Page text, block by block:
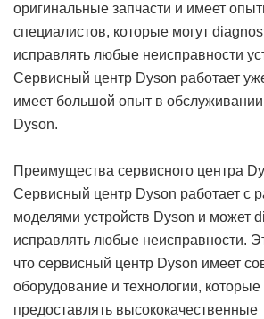
оригинальные запчасти и имеет
специалистов, которые могут
исправлять любые неисправности
Сервисный центр Dyson работает
имеет большой опыт в обслуживании
Dyson.
Преимущества сервисного центра
Сервисный центр Dyson работает с
моделями устройств Dyson и может
исправлять любые неисправности.
что сервисный центр Dyson имеет
оборудование и технологии,
предоставлять высококачественные